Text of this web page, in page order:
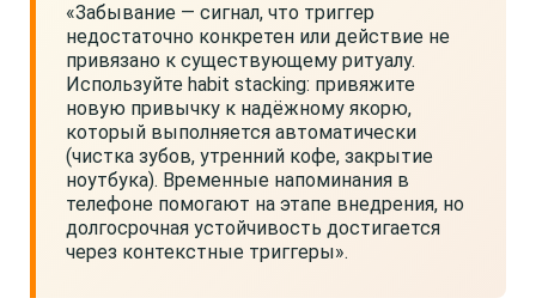
«Забывание — сигнал, что триггер
недостаточно конкретен или действие не
привязано к существующему ритуалу.
Используйте habit stacking: привяжите
новую привычку к надёжному якорю,
который выполняется автоматически
(чистка зубов, утренний кофе, закрытие
ноутбука). Временные напоминания в
телефоне помогают на этапе внедрения, но
долгосрочная устойчивость достигается
через контекстные триггеры».